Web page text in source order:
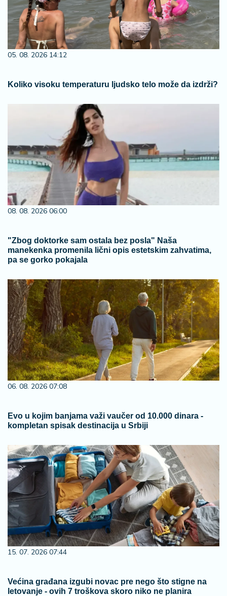
05. 08. 2026 14:12
Koliko visoku temperaturu ljudsko telo može da izdrži?
08. 08. 2026 06:00
"Zbog doktorke sam ostala bez posla" Naša
manekenka promenila lični opis estetskim zahvatima,
pa se gorko pokajala
06. 08. 2026 07:08
Evo u kojim banjama važi vaučer od 10.000 dinara -
kompletan spisak destinacija u Srbiji
15. 07. 2026 07:44
Većina građana izgubi novac pre nego što stigne na
letovanje - ovih 7 troškova skoro niko ne planira